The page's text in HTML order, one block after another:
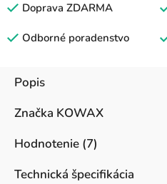
Doprava ZDARMA
Odborné poradenstvo
Popis
Značka KOWAX
Hodnotenie (7)
Technická špecifikácia